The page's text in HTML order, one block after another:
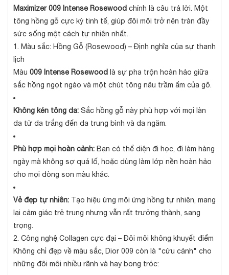
Maximizer 009 Intense Rosewood chính là câu trả lời. Một
tông hồng gỗ cực kỳ tinh tế, giúp đôi môi trở nên tràn đầy
sức sống một cách tự nhiên nhất.
1. Màu sắc: Hồng Gỗ (Rosewood) – Định nghĩa của sự thanh
lịch
Màu 009 Intense Rosewood là sự pha trộn hoàn hảo giữa
sắc hồng ngọt ngào và một chút tông nâu trầm ấm của gỗ.
Không kén tông da: Sắc hồng gỗ này phù hợp với mọi làn
da từ da trắng đến da trung bình và da ngăm.
Phù hợp mọi hoàn cảnh: Bạn có thể diện đi học, đi làm hàng
ngày mà không sợ quá lố, hoặc dùng làm lớp nền hoàn hảo
cho mọi dòng son màu khác.
Vẻ đẹp tự nhiên: Tạo hiệu ứng môi ửng hồng tự nhiên, mang
lại cảm giác trẻ trung nhưng vẫn rất trưởng thành, sang
trọng.
2. Công nghệ Collagen cực đại – Đôi môi không khuyết điểm
Không chỉ đẹp về màu sắc, Dior 009 còn là "cứu cánh" cho
những đôi môi nhiều rãnh và hay bong tróc: